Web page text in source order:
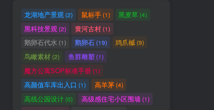
龙湖地产景观 (2) 鼠标手(1) 黑麦草(4)
黑科技景观 (2) 黄河古村(1)
鹅卵石代水 (1) 鹅卵石(19) 鸡爪槭(9)
鸟瞰素材 (2) 鱼群雕塑 (1)
魔方公寓SOP标准手册(1)
高颜值车库出入口 (1) 高羊茅(4)
高线公园设计(0) 高级感住宅小区围墙(1)